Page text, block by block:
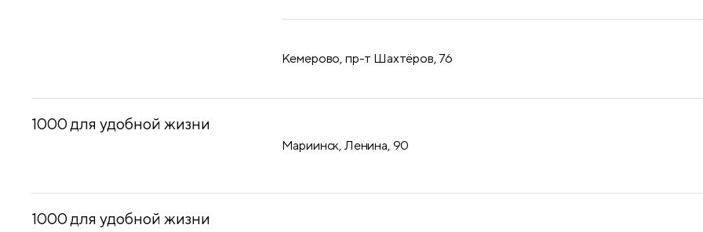
​Кемерово, пр-т Шахтёров, 76
1000 для удобной жизни
Мариинск, Ленина, 90
1000 для удобной жизни